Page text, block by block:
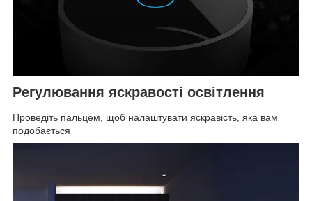
Регулювання яскравості освітлення
Проведіть пальцем, щоб налаштувати яскравість, яка вам
подобається